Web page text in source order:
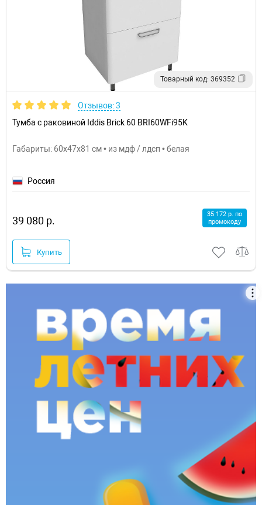
Товарный код: 369352
Отзывов: 3
Тумба с раковиной Iddis Brick 60 BRI60WFi95K
Габариты: 60x47x81 см • из мдф / лдсп • белая
Россия
39 080 р.
35 172 р. по
промокоду
Купить